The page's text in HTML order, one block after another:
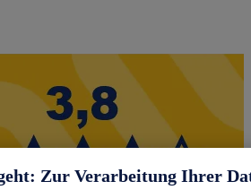
Zur Verarbeitung Ihrer